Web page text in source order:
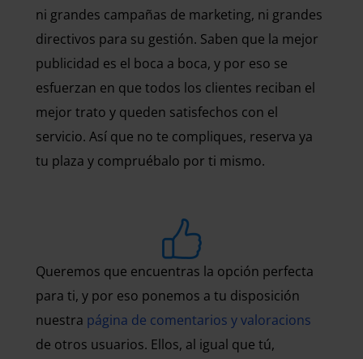
ni grandes campañas de marketing, ni grandes
directivos para su gestión. Saben que la mejor
publicidad es el boca a boca, y por eso se
esfuerzan en que todos los clientes reciban el
mejor trato y queden satisfechos con el
servicio. Así que no te compliques, reserva ya
tu plaza y compruébalo por ti mismo.
Queremos que encuentras la opción perfecta
para ti, y por eso ponemos a tu disposición
nuestra página de comentarios y valoracions
de otros usuarios. Ellos, al igual que tú,